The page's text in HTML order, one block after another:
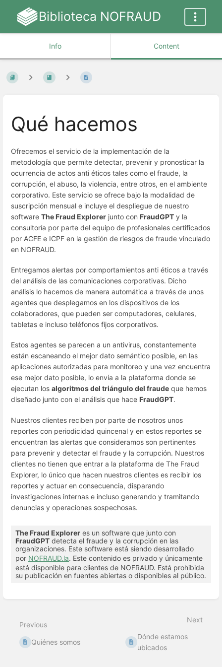
Biblioteca NOFRAUD
Info Content
Qué hacemos
Ofrecemos el servicio de la implementación de la
metodología que permite detectar, prevenir y pronosticar la
ocurrencia de actos anti éticos tales como el fraude, la
corrupción, el abuso, la violencia, entre otros, en el ambiente
corporativo. Este servicio se ofrece bajo la modalidad de
suscripción mensual e incluye el despliegue de nuestro
software The Fraud Explorer junto con FraudGPT y la
consultoría por parte del equipo de profesionales certificados
por ACFE e ICPF en la gestión de riesgos de fraude vinculado
en NOFRAUD.
Entregamos alertas por comportamientos anti éticos a través
del análisis de las comunicaciones corporativas. Dicho
análisis lo hacemos de manera automática a través de unos
agentes que desplegamos en los dispositivos de los
colaboradores, que pueden ser computadores, celulares,
tabletas e incluso teléfonos fijos corporativos.
Estos agentes se parecen a un antivirus, constantemente
están escaneando el mejor dato semántico posible, en las
aplicaciones autorizadas para monitoreo y una vez encuentra
ese mejor dato posible, lo envía a la plataforma donde se
ejecutan los algoritmos del triángulo del fraude que hemos
diseñado junto con el análisis que hace FraudGPT.
Nuestros clientes reciben por parte de nosotros unos
reportes con periodicidad quincenal y en estos reportes se
encuentran las alertas que consideramos son pertinentes
para prevenir y detectar el fraude y la corrupción. Nuestros
clientes no tienen que entrar a la plataforma de The Fraud
Explorer, lo único que hacen nuestros clientes es recibir los
reportes y actuar en consecuencia, disparando
investigaciones internas e incluso generando y tramitando
denuncias y operaciones sospechosas.
The Fraud Explorer es un software que junto con
FraudGPT detecta el fraude y la corrupción en las
organizaciones. Este software está siendo desarrollado
por NOFRAUD.la. Este contenido es privado y únicamente
está disponible para clientes de NOFRAUD. Está prohibida
su publicación en fuentes abiertas o disponibles al público.
mode
Previous
Quiénes somos
Next
Dónde estamos
ubicados